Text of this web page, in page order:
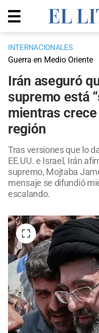
INTERNACIONALES
Guerra en Medio Oriente
Irán aseguró
supremo está
mientras
región
Tras versiones que lo
EE.UU. e Israel, Irán
supremo, Mojtaba
mensaje se difundió
escalando.